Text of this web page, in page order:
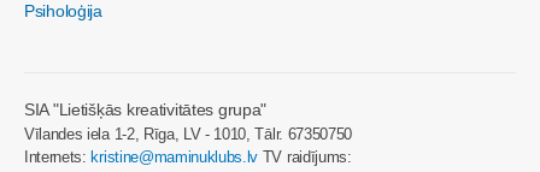
Psiholoģija
SIA "Lietišķās kreativitātes grupa"
Vīlandes iela 1-2, Rīga, LV - 1010, Tālr. 67350750
Internets: kristine@maminuklubs.lv TV raidījums: